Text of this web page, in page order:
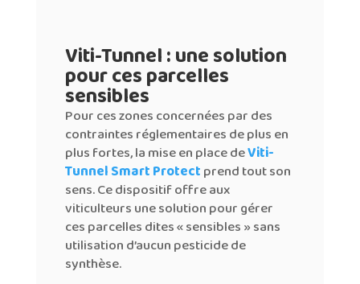
Viti-Tunnel : une solution
pour ces parcelles
sensibles
Pour ces zones concernées par des
contraintes réglementaires de plus en
plus fortes, la mise en place deViti-
Tunnel Smart Protectprend tout son
sens. Ce dispositif offre aux
viticulteurs une solution pour gérer
ces parcelles dites « sensibles » sans
utilisation d’aucun pesticide de
synthèse.